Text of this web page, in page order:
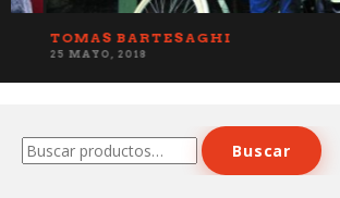
TOMAS BARTESAGHI
25 MAYO, 2018
Buscar
por:
Buscar